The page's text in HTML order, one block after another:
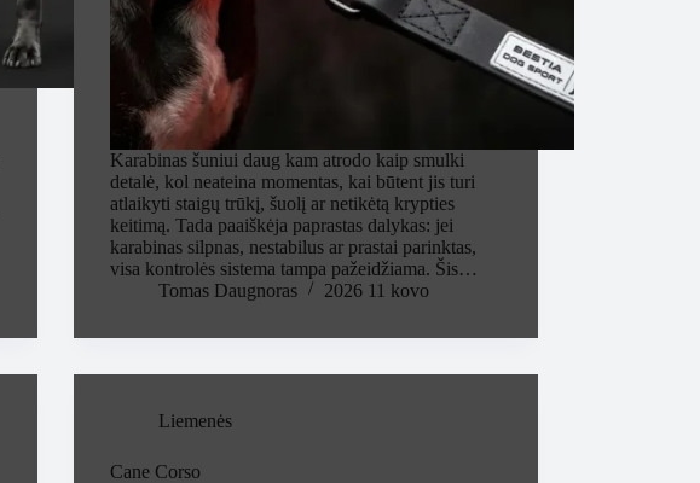
Karabinas šuniui daug kam atrodo kaip smulki
detalė, kol neateina momentas, kai būtent jis turi
atlaikyti staigų trūkį, šuolį ar netikėtą krypties
keitimą. Tada paaiškėja paprastas dalykas: jei
karabinas silpnas, nestabilus ar prastai parinktas,
visa kontrolės sistema tampa pažeidžiama. Šis…
Tomas Daugnoras
2026 11 kovo
Liemenės
Cane Corso